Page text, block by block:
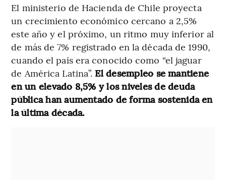
El ministerio de Hacienda de Chile proyecta
un crecimiento económico cercano a 2,5%
este año y el próximo, un ritmo muy inferior al
de más de 7% registrado en la década de 1990,
cuando el país era conocido como “el jaguar
de América Latina”. El desempleo se mantiene
en un elevado 8,5% y los niveles de deuda
pública han aumentado de forma sostenida en
la última década.